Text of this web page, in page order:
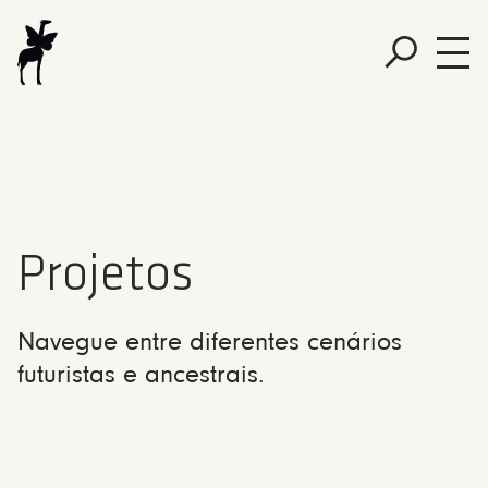
Projetos
Navegue entre diferentes cenários
futuristas e ancestrais.